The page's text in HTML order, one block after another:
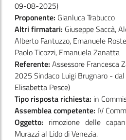
09-08-2025)
Proponente: Gianluca Trabucco
Altri firmatari: Giuseppe Saccà,
Alberto Fantuzzo, Emanuele
Paolo Ticozzi, Emanuela Zanatta
Referente: Assessore Francesca
2025 Sindaco Luigi Brugnaro -
Elisabetta Pesce)
Tipo risposta richiesta: in
Assemblea competente: IV
Oggetto: rimozione delle
Murazzi al Lido di Venezia.